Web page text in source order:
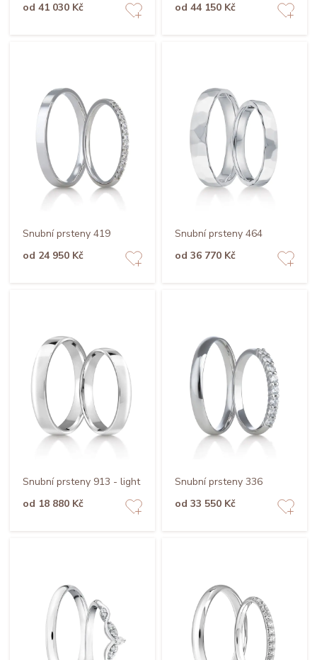
od 41 030 Kč
od 44 150 Kč
Snubní prsteny 419
od 24 950 Kč
Snubní prsteny 464
od 36 770 Kč
Snubní prsteny 913 - light
od 18 880 Kč
Snubní prsteny 336
od 33 550 Kč